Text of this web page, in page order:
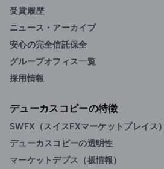
受賞履歴
ニュース・アーカイブ
安心の完全信託保全
グループオフィス一覧
採用情報
デューカスコピーの特徴
SWFX（スイスFXマーケットプレイス）
デューカスコピーの透明性
マーケットデプス（板情報）